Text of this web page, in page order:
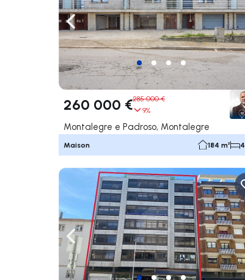
Naviguer vers la gauche
260 000 €285 000 €
9%
Montalegre e Padroso, Montalegre
Maison 184 m² 4
Naviguer vers la gauche